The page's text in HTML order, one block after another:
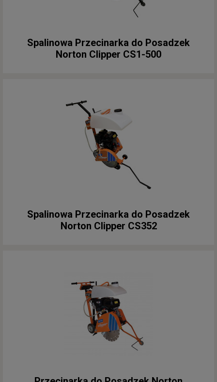
Spalinowa Przecinarka do Posadzek
Norton Clipper CS1-500
Spalinowa Przecinarka do Posadzek
Norton Clipper CS352